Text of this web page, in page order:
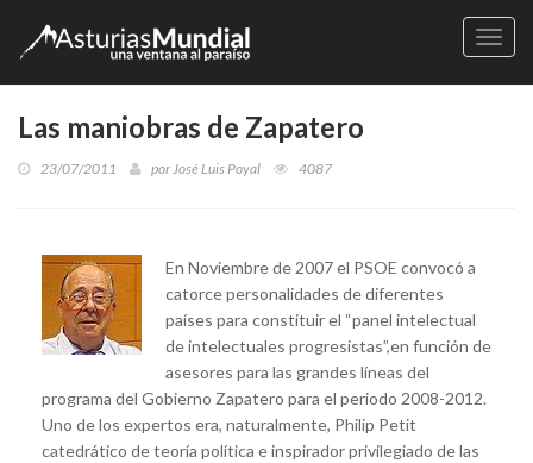
Las maniobras de Zapatero
23/07/2011 porJosé Luis Poyal 4087
En Noviembre de 2007 el PSOE convocó a
catorce personalidades de diferentes
países para constituir el “panel intelectual
de intelectuales progresistas”,en función de
asesores para las grandes líneas del
programa del Gobierno Zapatero para el periodo 2008-2012.
Uno de los expertos era, naturalmente, Philip Petit
catedrático de teoría política e inspirador privilegiado de las